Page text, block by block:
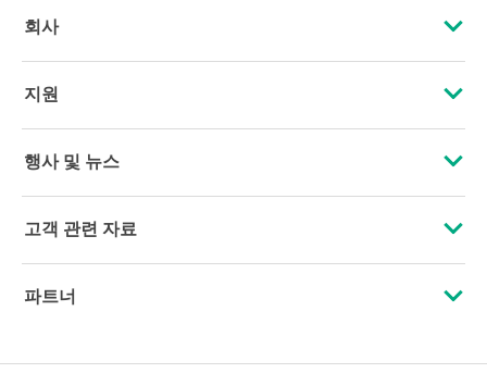
회사
HPE 소개
기업의 책임
HPE Labs
지원
운영 지원 서비스
소프트웨어 및 드라이버
보증 확인
행사 및 뉴스
행사
고객 관련 자료
문의하기
파트너